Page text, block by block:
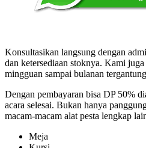
Konsultasikan langsung dengan
dan ketersediaan stoknya. Kami
mingguan sampai bulanan
Dengan pembayaran bisa DP 50%
acara selesai. Bukan hanya
macam-macam alat pesta lengkap
Meja